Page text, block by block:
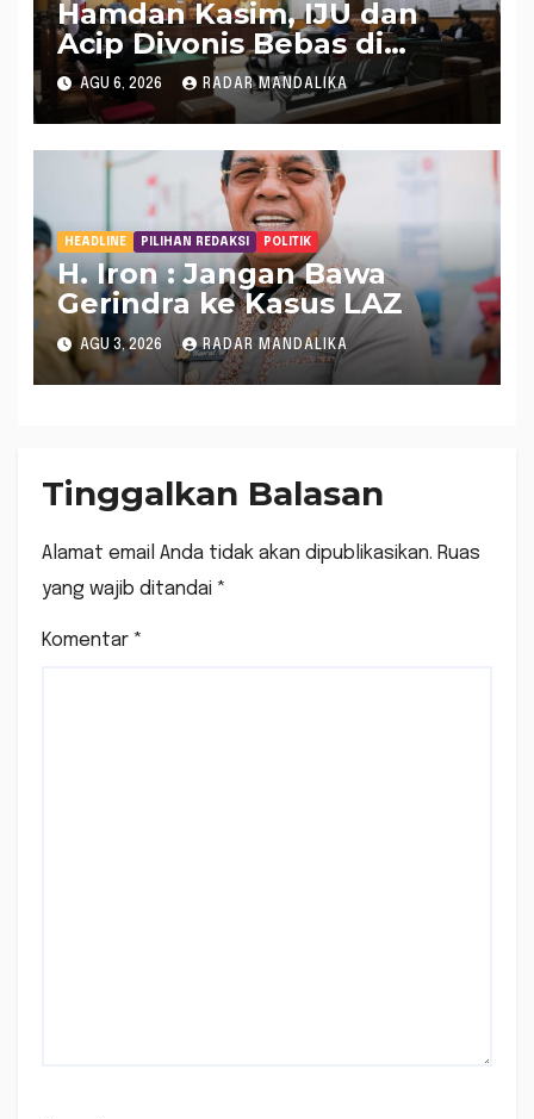
Hamdan Kasim, IJU dan
Acip Divonis Bebas di
Kasus Dugaan Gratifikasi
DPRD NTB, Kuasa Hukum:
Putusan Bersifat Final
AGU 6, 2026 RADAR MANDALIKA
HEADLINE PILIHAN REDAKSI POLITIK
H. Iron : Jangan Bawa
Gerindra ke Kasus LAZ
AGU 3, 2026 RADAR MANDALIKA
Tinggalkan Balasan
Alamat email Anda tidak akan dipublikasikan. Ruas
yang wajib ditandai *
Komentar *